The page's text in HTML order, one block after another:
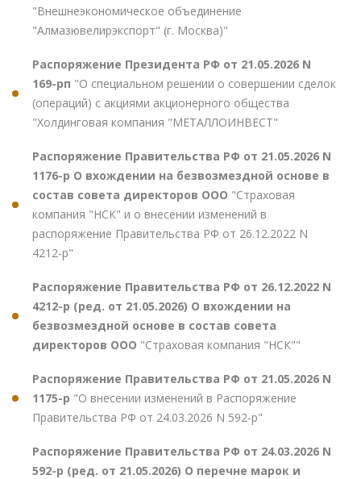
"Внешнеэкономическое объединение
"Алмазювелирэкспорт" (г. Москва)"
Распоряжение Президента РФ от 21.05.2026 N
169-рп "О специальном решении о совершении сделок
(операций) с акциями акционерного общества
"Холдинговая компания "МЕТАЛЛОИНВЕСТ"
Распоряжение Правительства РФ от 21.05.2026 N
1176-р О вхождении на безвозмездной основе в
состав совета директоров ООО "Страховая
компания "НСК" и о внесении изменений в
распоряжение Правительства РФ от 26.12.2022 N
4212-р"
Распоряжение Правительства РФ от 26.12.2022 N
4212-р (ред. от 21.05.2026) О вхождении на
безвозмездной основе в состав совета
директоров ООО "Страховая компания "НСК""
Распоряжение Правительства РФ от 21.05.2026 N
1175-р "О внесении изменений в Распоряжение
Правительства РФ от 24.03.2026 N 592-р"
Распоряжение Правительства РФ от 24.03.2026 N
592-р (ред. от 21.05.2026) О перечне марок и